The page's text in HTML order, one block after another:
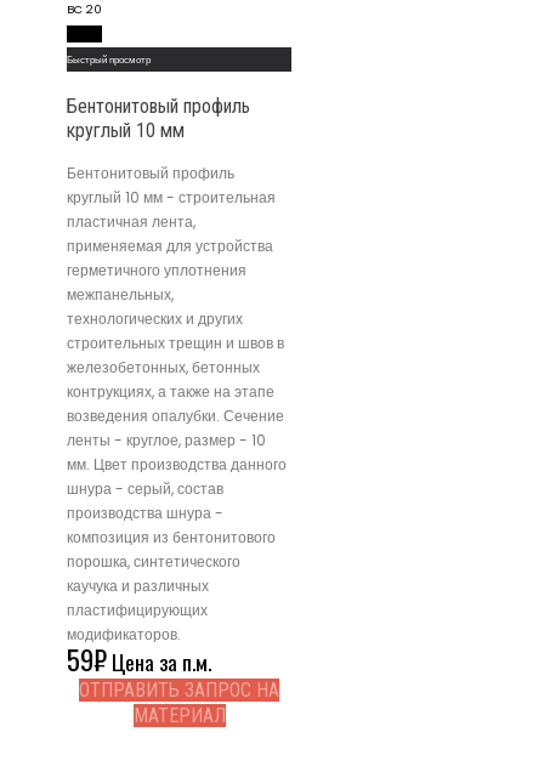
Быстрый просмотр
Бентонитовый профиль
круглый 10 мм
Бентонитовый профиль
круглый 10 мм - строительная
пластичная лента,
применяемая для устройства
герметичного уплотнения
межпанельных,
технологических и других
строительных трещин и швов в
железобетонных, бетонных
контрукциях, а также на этапе
возведения опалубки. Сечение
ленты - круглое, размер - 10
мм. Цвет производства данного
шнура - серый, состав
производства шнура -
композиция из бентонитового
порошка, синтетического
каучука и различных
пластифицирующих
модификаторов.
59₽Цена за п.м.
ОТПРАВИТЬ ЗАПРОС НА
МАТЕРИАЛ